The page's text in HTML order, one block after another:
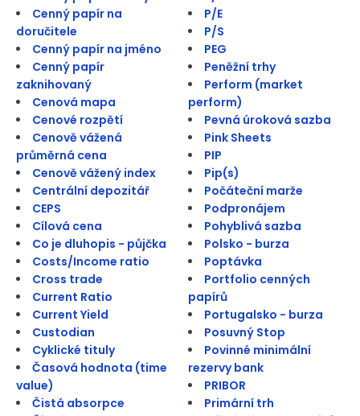
Cenný papír na
doručitele
Cenný papír na jméno
Cenný papír
zaknihovaný
Cenová mapa
Cenové rozpětí
Cenově vážená
průměrná cena
Cenově vážený index
Centrální depozitář
CEPS
Cílová cena
Co je dluhopis - půjčka
Costs/Income ratio
Cross trade
Current Ratio
Current Yield
Custodian
Cyklické tituly
Časová hodnota (time
value)
Čistá absorpce
P/E
P/S
PEG
Peněžní trhy
Perform (market
perform)
Pevná úroková sazba
Pink Sheets
PIP
Pip(s)
Počáteční marže
Podpronájem
Pohyblivá sazba
Polsko - burza
Poptávka
Portfolio cenných
papírů
Portugalsko - burza
Posuvný Stop
Povinné minimální
rezervy bank
PRIBOR
Primární trh